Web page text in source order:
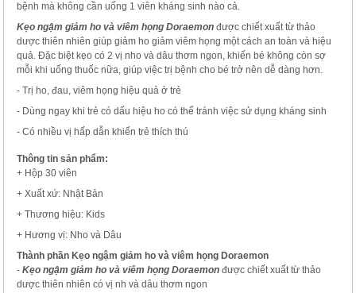
bệnh mà không cần uống 1 viên kháng sinh nào cả.
Kẹo ngậm giảm ho và viêm họng Doraemon được chiết xuất từ thảo
dược thiên nhiên giúp giảm ho giảm viêm họng một cách an toàn và hiệu
quả. Đặc biệt kẹo có 2 vị nho và dâu thơm ngon, khiến bé không còn sợ
mỗi khi uống thuốc nữa, giúp việc trị bệnh cho bé trở nên dễ dàng hơn.
- Trị ho, đau, viêm họng hiệu quả ở trẻ
- Dùng ngay khi trẻ có dấu hiệu ho có thể tránh việc sử dụng kháng sinh
- Có nhiều vị hấp dẫn khiến trẻ thích thú
Thông tin sản phẩm:
+ Hộp 30 viên
+ Xuất xứ: Nhật Bản
+ Thương hiệu: Kids
+ Hương vị: Nho và Dâu
Thành phần Kẹo ngậm giảm ho và viêm họng Doraemon
- Kẹo ngậm giảm ho và viêm họng Doraemon được chiết xuất từ thảo
dược thiên nhiên có vị nh và dâu thơm ngon